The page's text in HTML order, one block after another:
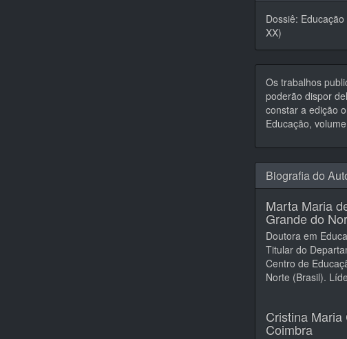
Dossiê:
XX)
Os trabalhos
poderão dispor
constar a edição
Educação,
Biografia do
Marta Maria
Grande do
Doutora em
Titular do
Centro de
Norte (Brasil).
Cristina
Coimbra